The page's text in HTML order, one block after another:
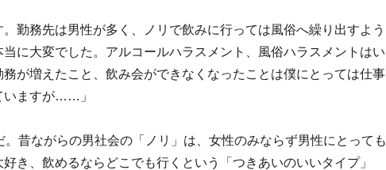
。勤務先は男性が多く、ノリで飲みに行っては風俗へ繰り出すよう
に大変でした。アルコールハラスメント、風俗ハラスメントはい
が増えたこと、飲み会ができなくなったことは僕にとっては仕事
いますが……」
昔ながらの男社会の「ノリ」は、女性のみならず男性にとっても
き、飲めるならどこでも行くという「つきあいのいいタイプ」